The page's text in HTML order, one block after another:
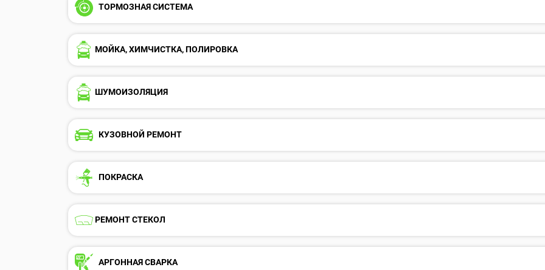
ТОРМОЗНАЯ СИСТЕМА
МОЙКА, ХИМЧИСТКА, ПОЛИРОВКА
ШУМОИЗОЛЯЦИЯ
КУЗОВНОЙ РЕМОНТ
ПОКРАСКА
РЕМОНТ СТЕКОЛ
АРГОННАЯ СВАРКА